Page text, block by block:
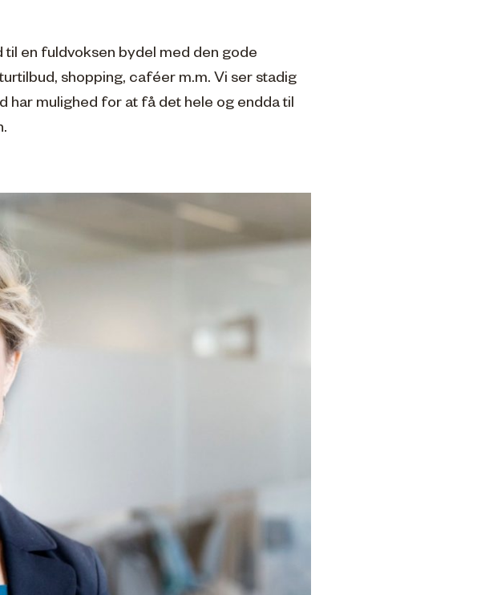
en fuldvoksen bydel med den gode
shopping, caféer m.m. Vi ser stadig
mulighed for at få det hele og endda til